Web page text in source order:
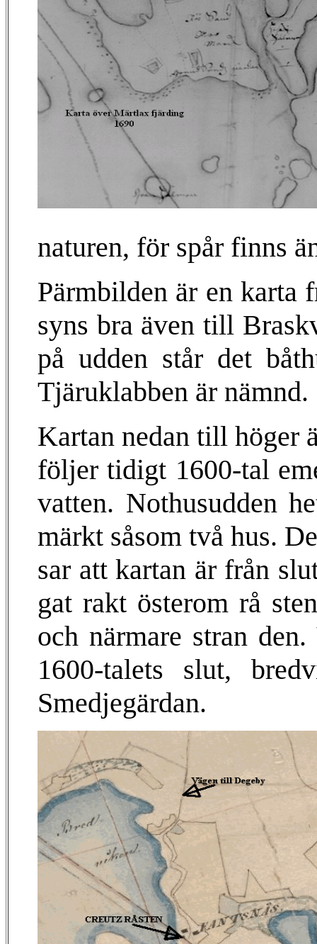
naturen, för spår finns
Pärmbilden är en karta
syns bra även till
på udden står det
Tjäruklabben är nämnd.
Kartan nedan till höger
följer tidigt 1600-tal
vatten. Nothusudden
märkt såsom två hus.
sar att kartan är från
gat rakt österom rå
och närmare stran
1600-talets slut,
Smedjegärdan.